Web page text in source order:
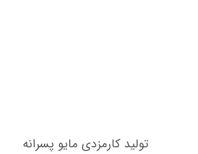
تولید کارمزدی مایو پسرانه